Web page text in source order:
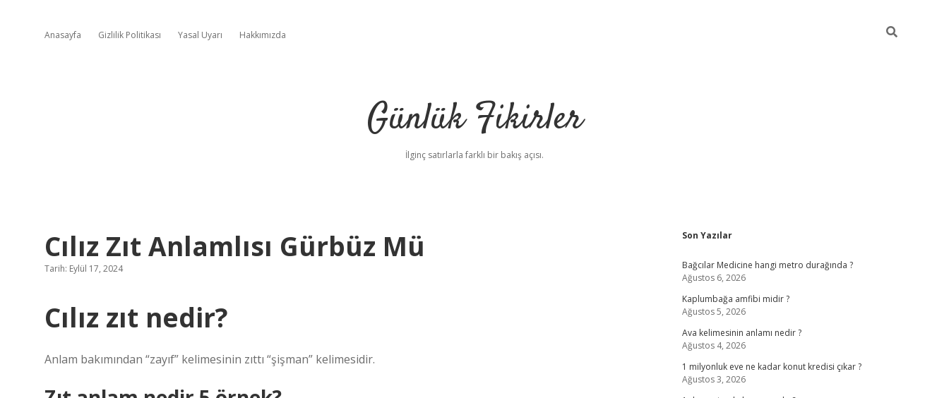
Anasayfa Gizlilik Politikası Yasal Uyarı Hakkımızda
Günlük Fikirler
İlginç satırlarla farklı bir bakış açısı.
Cılız Zıt Anlamlısı Gürbüz Mü
Tarih: Eylül 17, 2024
Cılız zıt nedir?
Anlam bakımından “zayıf” kelimesinin zıttı “şişman” kelimesidir.
Sidebar
Son Yazılar
Bağcılar Medicine hangi metro durağında ?
Ağustos 6, 2026
Kaplumbağa amfibi midir ?
Ağustos 5, 2026
Ava kelimesinin anlamı nedir ?
Ağustos 4, 2026
1 milyonluk eve ne kadar konut kredisi çıkar ?
Ağustos 3, 2026